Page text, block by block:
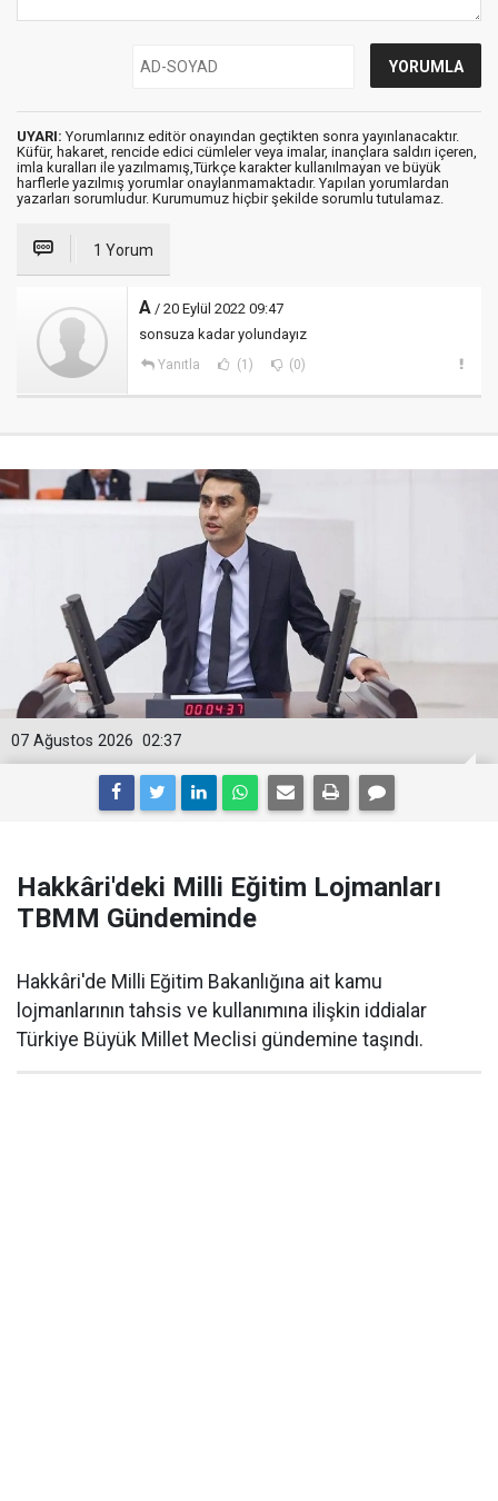
UYARI: Yorumlarınız editör onayından geçtikten sonra yayınlanacaktır.
Küfür, hakaret, rencide edici cümleler veya imalar, inançlara saldırı içeren,
imla kuralları ile yazılmamış,Türkçe karakter kullanılmayan ve büyük
harflerle yazılmış yorumlar onaylanmamaktadır. Yapılan yorumlardan
yazarları sorumludur. Kurumumuz hiçbir şekilde sorumlu tutulamaz.
1 Yorum
A / 20 Eylül 2022 09:47
sonsuza kadar yolundayız
Yanıtla (1) (0)
02:37
07 Ağustos 2026
Hakkâri'deki Milli Eğitim Lojmanları
TBMM Gündeminde
Hakkâri'de Milli Eğitim Bakanlığına ait kamu
lojmanlarının tahsis ve kullanımına ilişkin iddialar
Türkiye Büyük Millet Meclisi gündemine taşındı.